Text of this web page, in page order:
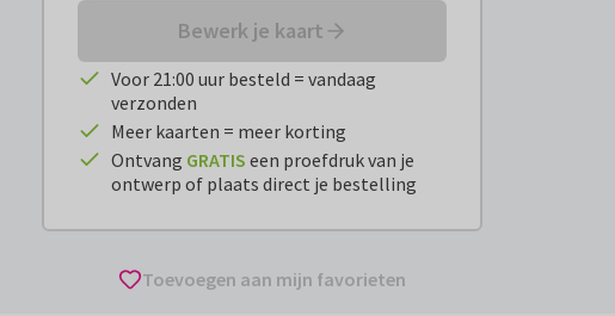
Bewerk je kaart
Voor 21:00 uur besteld = vandaag
verzonden
Meer kaarten = meer korting
Ontvang GRATIS een proefdruk van je
ontwerp of plaats direct je bestelling
Toevoegen aan mijn favorieten